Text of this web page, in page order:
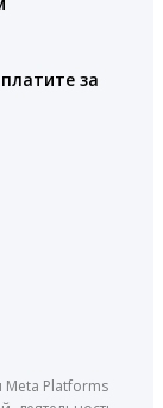
за
Platforms